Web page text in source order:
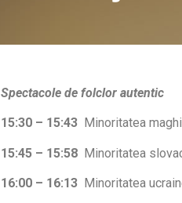
Spectacole de folclor autentic
15:30 – 15:43 Minoritatea
15:45 – 15:58 Minoritatea
16:00 – 16:13 Minoritatea